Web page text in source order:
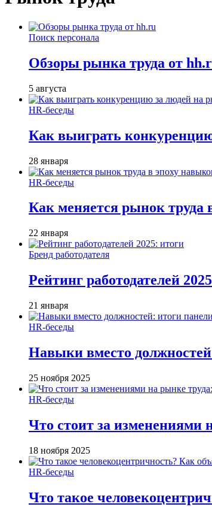
Поиск персонала
Обзоры рынка труда от
5 августа
HR-беседы
Как выиграть
28 января
HR-беседы
Как меняется рынок труда
22 января
Бренд работодателя
Рейтинг работодателей
21 января
HR-беседы
Навыки вместо
25 ноября 2025
HR-беседы
Что стоит за изменениями
18 ноября 2025
HR-беседы
Что такое